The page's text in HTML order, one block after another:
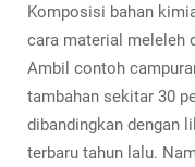
Komposisi bahan
cara material meleleh
Ambil contoh
tambahan sekitar 30
dibandingkan dengan
terbaru tahun lalu.